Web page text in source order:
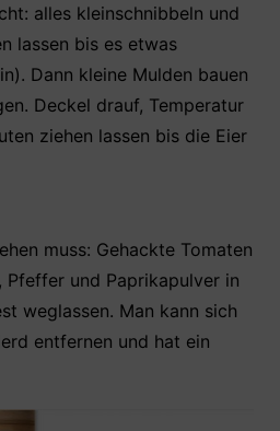
alles kleinschnibbeln und
lassen bis es etwas
Dann kleine Mulden bauen
Deckel drauf, Temperatur
ziehen lassen bis die Eier
muss: Gehackte Tomaten
Pfeffer und Paprikapulver in
weglassen. Man kann sich
entfernen und hat ein